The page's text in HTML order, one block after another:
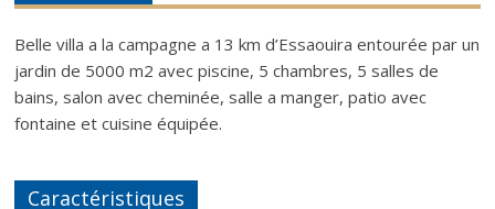
Belle villa a la campagne a 13 km d’Essaouira entourée par un
jardin de 5000 m2 avec piscine, 5 chambres, 5 salles de
bains, salon avec cheminée, salle a manger, patio avec
fontaine et cuisine équipée.
Caractéristiques